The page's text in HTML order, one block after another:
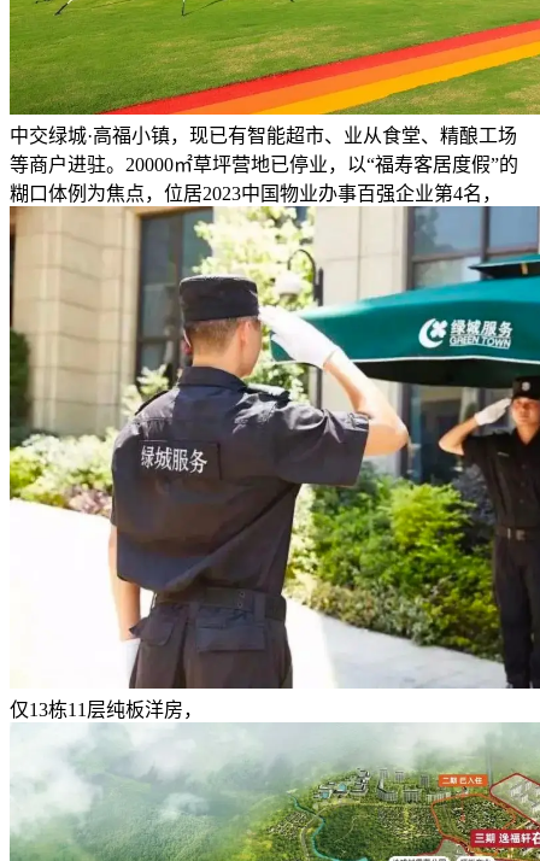
中交绿城·高福小镇，现已有智能超市、业从食堂、精酿工场
等商户进驻。20000㎡草坪营地已停业，以“福寿客居度假”的
糊口体例为焦点，位居2023中国物业办事百强企业第4名，
仅13栋11层纯板洋房，